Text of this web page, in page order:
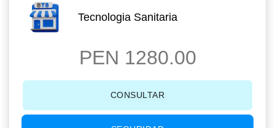
Tecnologia Sanitaria
PEN 1280.00
CONSULTAR